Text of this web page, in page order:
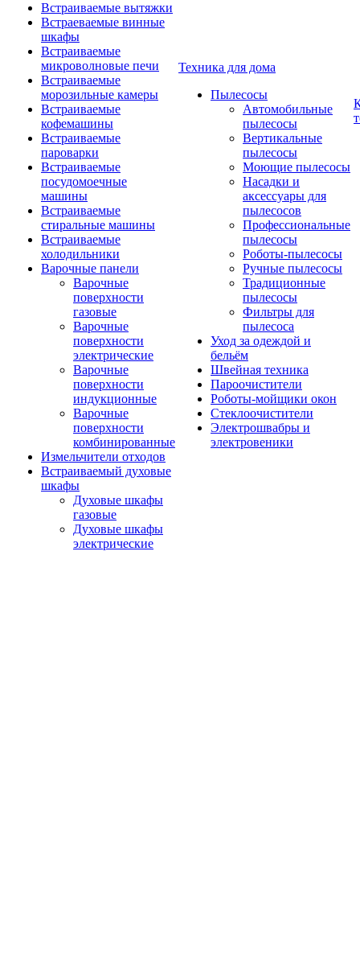
Встраиваемые вытяжки
Встраеваемые винные
шкафы
Встраиваемые
микроволновые печи
Встраиваемые
морозильные камеры
Встраиваемые
кофемашины
Встраиваемые
пароварки
Встраиваемые
посудомоечные
машины
Встраиваемые
стиральные машины
Встраиваемые
холодильники
Варочные панели
Варочные
поверхности
газовые
Варочные
поверхности
электрические
Варочные
поверхности
индукционные
Варочные
поверхности
комбинированные
Измельчители отходов
Встраиваемый духовые
шкафы
Духовые шкафы
газовые
Духовые шкафы
электрические
Техника для дома
Пылесосы
Автомобильные
пылесосы
Вертикальные
пылесосы
Моющие пылесосы
Насадки и
аксессуары для
пылесосов
Профессиональные
пылесосы
Роботы-пылесосы
Ручные пылесосы
Традиционные
пылесосы
Фильтры для
пылесоса
Уход за одеждой и
бельём
Швейная техника
Пароочистители
Роботы-мойщики окон
Стеклоочистители
Электрошвабры и
электровеники